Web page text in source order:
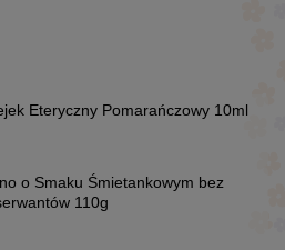
Eteryczny Pomarańczowy 10ml
o Smaku Śmietankowym bez
110g